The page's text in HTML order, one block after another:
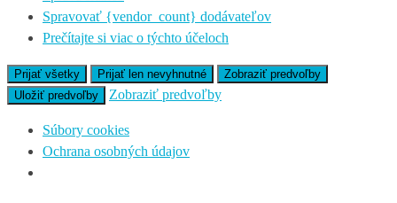
Spravovať {vendor_count} dodávateľov
Prečítajte si viac o týchto účeloch
Prijať všetky Prijať len nevyhnutné
Zobraziť predvoľby
Uložiť predvoľby
Zobraziť predvoľby
Súbory cookies
Ochrana osobných údajov